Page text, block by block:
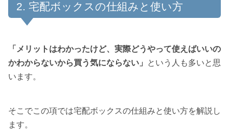
宅配ボックスの仕組みと使い方
「メリットはわかったけど、実際どうやって使えばいいの
かわからないから買う気にならない」
という人も多いと思
います。
そこでこの項では宅配ボックスの仕組みと使い方を解説し
ます。